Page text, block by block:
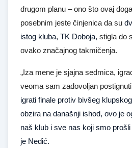
drugom planu – ono što ovaj
posebnim jeste činjenica da su
istog kluba, TK Doboja, stigla do
ovako značajnog takmičenja.
„Iza mene je sjajna sedmica,
veoma sam zadovoljan
igrati finale protiv bivšeg
obzira na današnji ishod, ovo je
naš klub i sve nas koji smo
je Nedić.